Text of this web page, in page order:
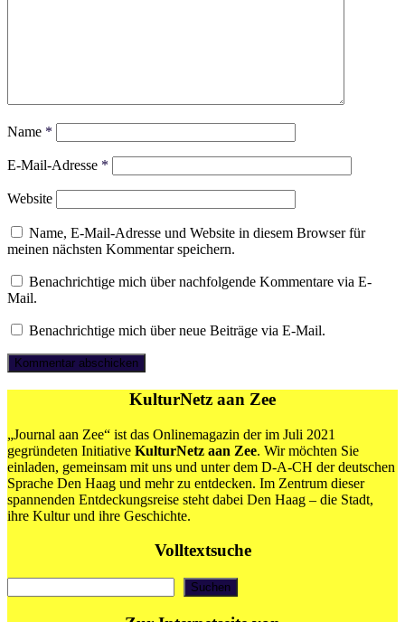
Name *
E-Mail-Adresse *
Website
Name, E-Mail-Adresse und Website in diesem Browser für
meinen nächsten Kommentar speichern.
Benachrichtige mich über nachfolgende Kommentare via E-
Mail.
Benachrichtige mich über neue Beiträge via E-Mail.
KulturNetz aan Zee
„Journal aan Zee“ ist das Onlinemagazin der im Juli 2021
gegründeten Initiative KulturNetz aan Zee. Wir möchten Sie
einladen, gemeinsam mit uns und unter dem D-A-CH der deutschen
Sprache Den Haag und mehr zu entdecken. Im Zentrum dieser
spannenden Entdeckungsreise steht dabei Den Haag – die Stadt,
ihre Kultur und ihre Geschichte.
Volltextsuche
Suchen